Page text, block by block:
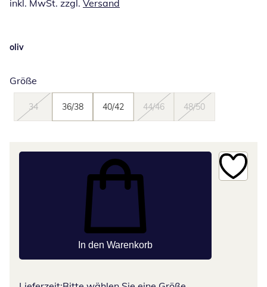
inkl. MwSt. zzgl. Versand
oliv
Größe
34 36/38 40/42 44/46 48/50
In den Warenkorb